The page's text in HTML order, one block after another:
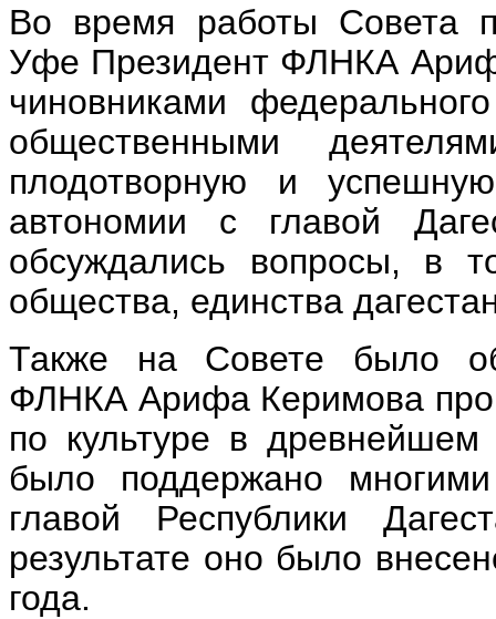
Во время работы Совета
Уфе Президент ФЛНКА
чиновниками
общественными
плодотворную и
автономии с главой
обсуждались вопросы, в
общества, единства
Также на Совете было
ФЛНКА Арифа Керимова
по культуре в
было поддержано
главой Республики
результате оно было
года.